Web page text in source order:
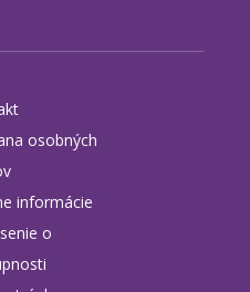
osobných
informácie
o